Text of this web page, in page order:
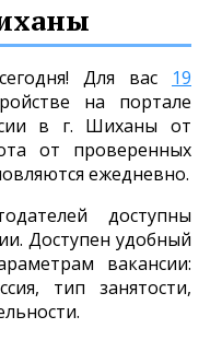
Для вас 19
на портале
в г. Шиханы от
от проверенных
ежедневно.
доступны
Доступен удобный
вакансии:
тип занятости,